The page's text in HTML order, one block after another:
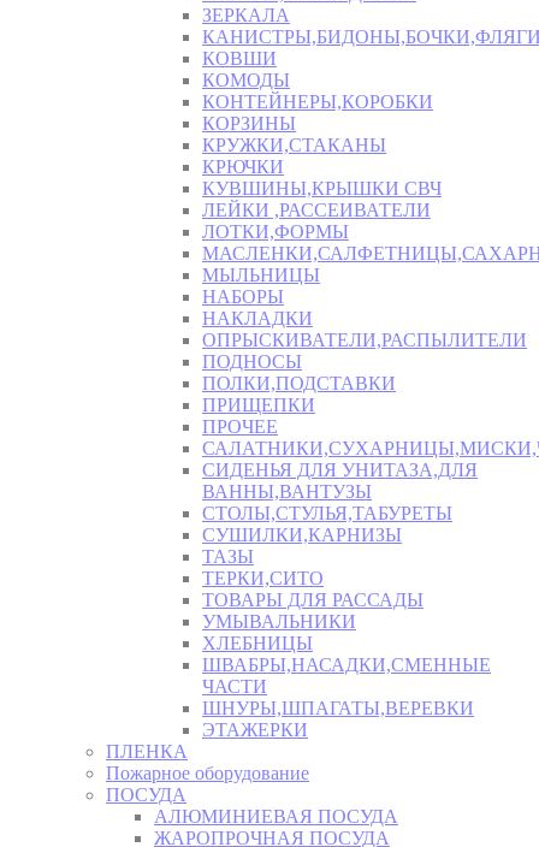
ЗЕРКАЛА
КОВШИ
КОМОДЫ
КОНТЕЙНЕРЫ,КОРОБКИ
КОРЗИНЫ
КРУЖКИ,СТАКАНЫ
КРЮЧКИ
КУВШИНЫ,КРЫШКИ СВЧ
ЛЕЙКИ ,РАССЕИВАТЕЛИ
ЛОТКИ,ФОРМЫ
МЫЛЬНИЦЫ
НАБОРЫ
НАКЛАДКИ
ОПРЫСКИВАТЕЛИ,РАСПЫЛИТЕЛИ
ПОДНОСЫ
ПОЛКИ,ПОДСТАВКИ
ПРИЩЕПКИ
ПРОЧЕЕ
СИДЕНЬЯ ДЛЯ УНИТАЗА,ДЛЯ
ВАННЫ,ВАНТУЗЫ
СТОЛЫ,СТУЛЬЯ,ТАБУРЕТЫ
СУШИЛКИ,КАРНИЗЫ
ТАЗЫ
ТЕРКИ,СИТО
ТОВАРЫ ДЛЯ РАССАДЫ
УМЫВАЛЬНИКИ
ХЛЕБНИЦЫ
ШВАБРЫ,НАСАДКИ,СМЕННЫЕ
ЧАСТИ
ШНУРЫ,ШПАГАТЫ,ВЕРЕВКИ
ЭТАЖЕРКИ
ПЛЕНКА
Пожарное оборудование
ПОСУДА
АЛЮМИНИЕВАЯ ПОСУДА
ЖАРОПРОЧНАЯ ПОСУДА